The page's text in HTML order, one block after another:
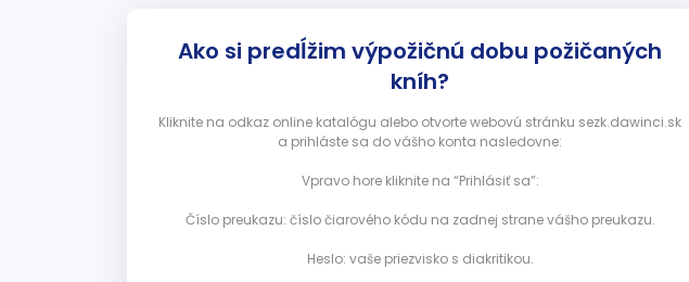
Ako si predĺžim výpožičnú dobu požičaných
kníh?
Kliknite na odkaz online katalógu alebo otvorte webovú stránku sezk.dawinci.sk
a prihláste sa do vášho konta nasledovne:
Vpravo hore kliknite na “Prihlásiť sa”:
Číslo preukazu: číslo čiarového kódu na zadnej strane vášho preukazu.
Heslo: vaše priezvisko s diakritikou.